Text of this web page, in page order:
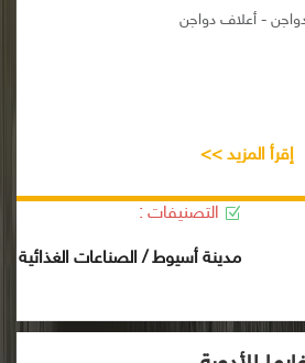
- أعلاف دواجن
إقرأ المزيد >>
التصنيفات :
مدينة أسيوط / الصناعات الغذائية